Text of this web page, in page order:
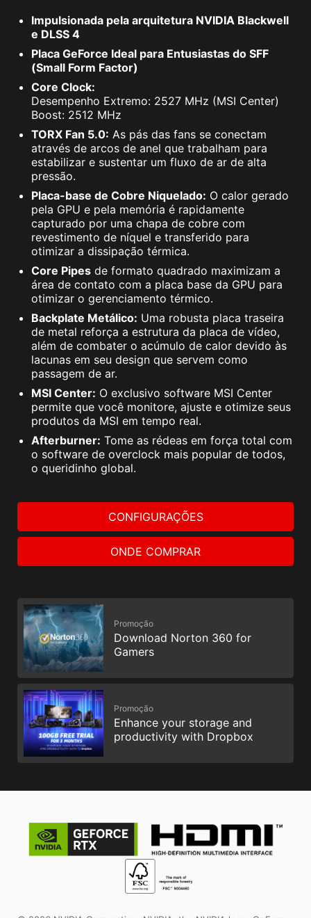
Impulsionada pela arquitetura NVIDIA Blackwell
e DLSS 4
Placa GeForce Ideal para Entusiastas do SFF
(Small Form Factor)
Core Clock:
Desempenho Extremo: 2527 MHz (MSI Center)
Boost: 2512 MHz
TORX Fan 5.0: As pás das fans se conectam
através de arcos de anel que trabalham para
estabilizar e sustentar um fluxo de ar de alta
pressão.
Placa-base de Cobre Niquelado: O calor gerado
pela GPU e pela memória é rapidamente
capturado por uma chapa de cobre com
revestimento de níquel e transferido para
otimizar a dissipação térmica.
Core Pipes de formato quadrado maximizam a
área de contato com a placa base da GPU para
otimizar o gerenciamento térmico.
Backplate Metálico: Uma robusta placa traseira
de metal reforça a estrutura da placa de vídeo,
além de combater o acúmulo de calor devido às
lacunas em seu design que servem como
passagem de ar.
MSI Center: O exclusivo software MSI Center
permite que você monitore, ajuste e otimize seus
produtos da MSI em tempo real.
Afterburner: Tome as rédeas em força total com
o software de overclock mais popular de todos,
o queridinho global.
CONFIGURAÇÕES
ONDE COMPRAR
Promoção
Download Norton 360 for
Gamers
Promoção
Enhance your storage and
productivity with Dropbox